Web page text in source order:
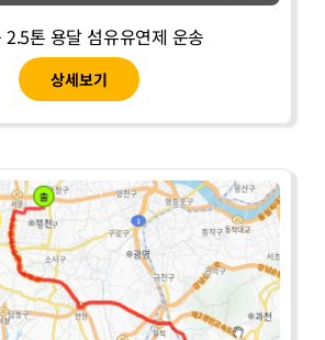
2.5톤 용달 섬유유연제 운송
상세보기